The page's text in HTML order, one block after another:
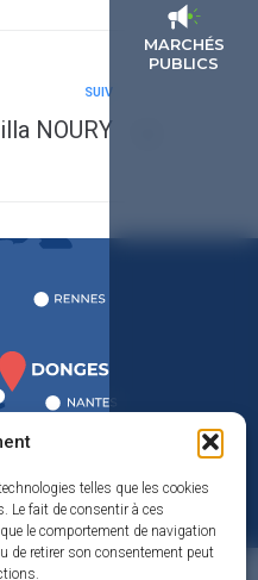
telles que les cookies
Le fait de consentir à ces
le comportement de navigation
de retirer son consentement peut
MARCHÉS
PUBLICS
SUIV
NOURY